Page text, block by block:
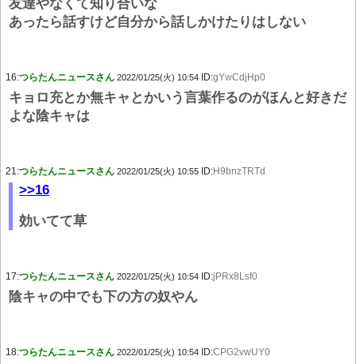
友達やなくて知り合いな
あったら話すけど自分から話しかけたりはしない
16:つらたんニュースさん 2022/01/25(火) 10:54 ID:gYwCdjHp0
キョロ充とか無キャとかいう言葉作るのがほんと好きだ
よな陰キャは
21:つらたんニュースさん 2022/01/25(火) 10:55 ID:H9bnzTRTd
>>16
効いてて草
17:つらたんニュースさん 2022/01/25(火) 10:54 ID:jPRx8Lsf0
陰キャの中でも下の方の奴やん
18:つらたんニュースさん 2022/01/25(火) 10:54 ID:CPG2vwUY0